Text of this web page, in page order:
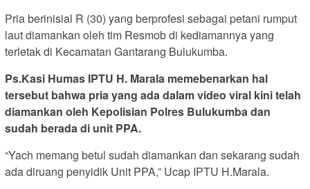
Pria berinisial R (30) yang berprofesi sebagai petani rumput
laut diamankan oleh tim Resmob di kediamannya yang
terletak di Kecamatan Gantarang Bulukumba.
Ps.Kasi Humas IPTU H. Marala memebenarkan hal
tersebut bahwa pria yang ada dalam video viral kini telah
diamankan oleh Kepolisian Polres Bulukumba dan
sudah berada di unit PPA.
“Yach memang betul sudah diamankan dan sekarang sudah
ada diruang penyidik Unit PPA,” Ucap IPTU H.Marala.